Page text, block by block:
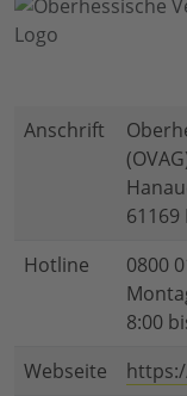
Anschrift
Hotline
0800
8:00
Webseite